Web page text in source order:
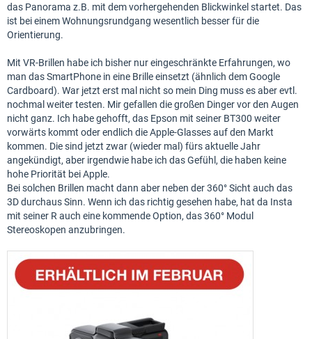
das Panorama z.B. mit dem vorhergehenden Blickwinkel startet. Das
ist bei einem Wohnungsrundgang wesentlich besser für die
Orientierung.
Mit VR-Brillen habe ich bisher nur eingeschränkte Erfahrungen, wo
man das SmartPhone in eine Brille einsetzt (ähnlich dem Google
Cardboard). War jetzt erst mal nicht so mein Ding muss es aber evtl.
nochmal weiter testen. Mir gefallen die großen Dinger vor den Augen
nicht ganz. Ich habe gehofft, das Epson mit seiner BT300 weiter
vorwärts kommt oder endlich die Apple-Glasses auf den Markt
kommen. Die sind jetzt zwar (wieder mal) fürs aktuelle Jahr
angekündigt, aber irgendwie habe ich das Gefühl, die haben keine
hohe Priorität bei Apple.
Bei solchen Brillen macht dann aber neben der 360° Sicht auch das
3D durchaus Sinn. Wenn ich das richtig gesehen habe, hat da Insta
mit seiner R auch eine kommende Option, das 360° Modul
Stereoskopen anzubringen.